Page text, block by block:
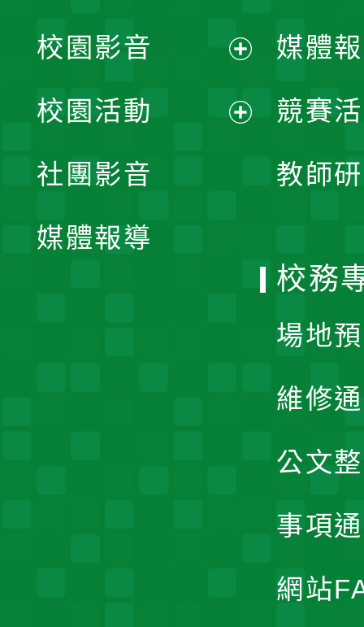
媒體
競賽
教師
校園影音
開
校園活動
社團影音
媒體報導
校務
場地
維修
公文
事項
網站